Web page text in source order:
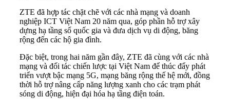
ZTE đã hợp tác chặt chẽ với các nhà mạng và doanh
nghiệp ICT Việt Nam 20 năm qua, góp phần hỗ trợ xây
dựng hạ tầng số quốc gia và đưa dịch vụ di động, băng
rộng đến các hộ gia đình.
Đặc biệt, trong hai năm gần đây, ZTE đã cùng với các nhà
mạng và đối tác chiến lược tại Việt Nam để thúc đẩy phát
triển vượt bậc mạng 5G, mạng băng rộng thế hệ mới, đồng
thời hỗ trợ nâng cấp năng lượng xanh cho các trạm phát
sóng di động, hiện đại hóa hạ tầng điện toán.